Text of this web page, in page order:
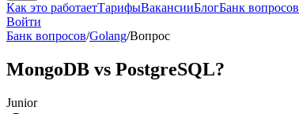
Как это работаетТарифыВакансииБлогБанк вопросов
Войти
Банк вопросов/Golang/Вопрос
MongoDB vs PostgreSQL?
Junior